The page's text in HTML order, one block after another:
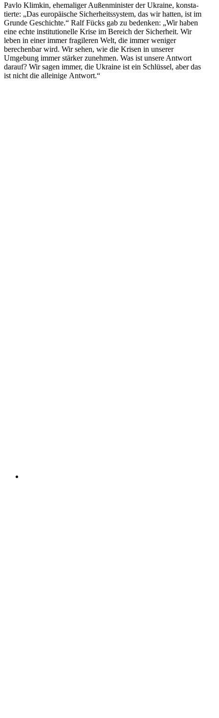
Pavlo Klimkin, ehema­liger Außen­mi­nister der Ukraine, konsta­
tierte: „Das europäische Sicher­heits­system, das wir hatten, ist im
Grunde Geschichte.“ Ralf Fücks gab zu bedenken: „Wir haben
eine echte insti­tu­tio­nelle Krise im Bereich der Sicherheit. Wir
leben in einer immer fragi­leren Welt, die immer weniger
berechenbar wird. Wir sehen, wie die Krisen in unserer
Umgebung immer stärker zunehmen. Was ist unsere Antwort
darauf? Wir sagen immer, die Ukraine ist ein Schlüssel, aber das
ist nicht die alleinige Antwort.“